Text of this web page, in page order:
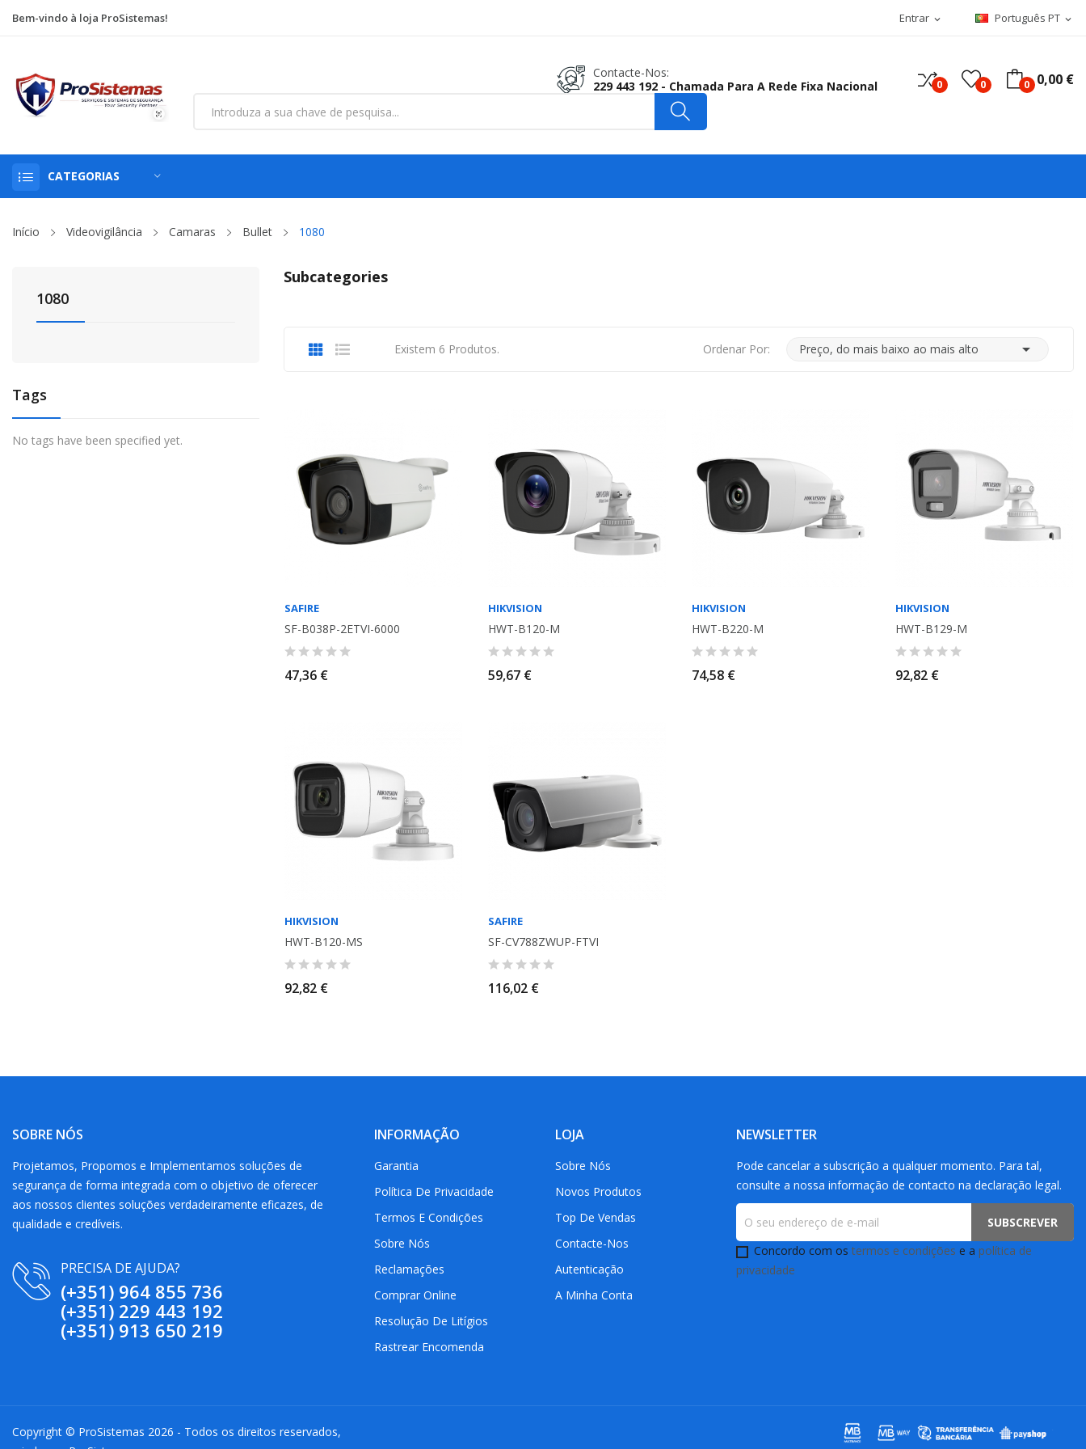
Português PT expand_more
Entrar expand_more
Bem-vindo à loja ProSistemas!
0 0,00 €
0
0
Contacte-Nos:
229 443 192 - Chamada Para A Rede Fixa Nacional
CATEGORIAS
Início Videovigilância Camaras Bullet 1080
1080
Tags
No tags have been specified yet.
Subcategories
Existem 6 Produtos. Ordenar Por: Preço, do mais baixo ao mais alto 
SAFIRE
SF-B038P-2ETVI-6000
47,36 €
HIKVISION
HWT-B120-M
59,67 €
HIKVISION
HWT-B220-M
74,58 €
HIKVISION
HWT-B129-M
92,82 €
HIKVISION
HWT-B120-MS
92,82 €
SAFIRE
SF-CV788ZWUP-FTVI
116,02 €
SOBRE NÓS
Projetamos, Propomos e Implementamos soluções de
segurança de forma integrada com o objetivo de oferecer
aos nossos clientes soluções verdadeiramente eficazes, de
qualidade e credíveis.
PRECISA DE AJUDA?
(+351) 964 855 736
(+351) 229 443 192
(+351) 913 650 219
INFORMAÇÃO
Garantia
Política De Privacidade
Termos E Condições
Sobre Nós
Reclamações
Comprar Online
Resolução De Litígios
Rastrear Encomenda
LOJA
Sobre Nós
Novos Produtos
Top De Vendas
Contacte-Nos
Autenticação
A Minha Conta
NEWSLETTER
Pode cancelar a subscrição a qualquer momento. Para tal,
consulte a nossa informação de contacto na declaração legal.
Concordo com os termos e condições e a política de
privacidade
Copyright © ProSistemas 2026 - Todos os direitos reservados,